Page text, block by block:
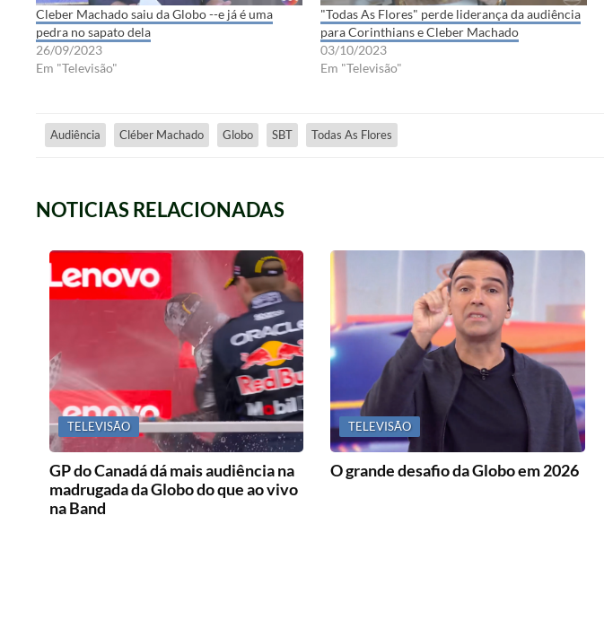
Cleber Machado saiu da Globo --e já é uma
pedra no sapato dela
26/09/2023
Em "Televisão"
"Todas As Flores" perde liderança da audiência
para Corinthians e Cleber Machado
03/10/2023
Em "Televisão"
Audiência Cléber Machado Globo SBT Todas As Flores
NOTICIAS RELACIONADAS
TELEVISÃO
GP do Canadá dá mais audiência na
madrugada da Globo do que ao vivo
na Band
TELEVISÃO
O grande desafio da Globo em 2026